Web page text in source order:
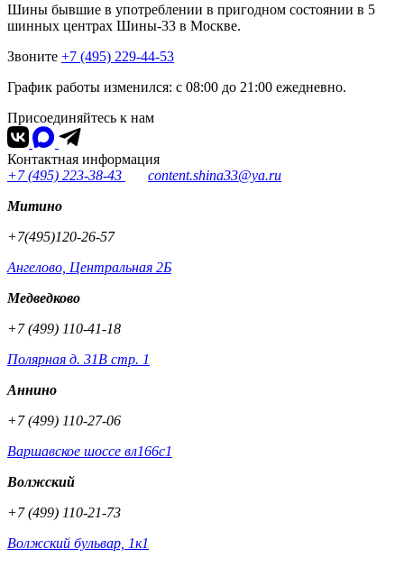
Шины бывшие в употреблении в пригодном состоянии в 5
шинных центрах Шины-33 в Москве.
Звоните +7 (495) 229-44-53
График работы изменился: с 08:00 до 21:00 ежедневно.
Присоединяйтесь к нам
Контактная информация
+7 (495) 223-38-43
content.shina33@ya.ru
Митино
+7(495)120-26-57
Ангелово, Центральная 2Б
Медведково
+7 (499) 110-41-18
Полярная д. 31В стр. 1
Аннино
+7 (499) 110-27-06
Варшавское шоссе вл166с1
Волжский
+7 (499) 110-21-73
Волжский бульвар, 1к1